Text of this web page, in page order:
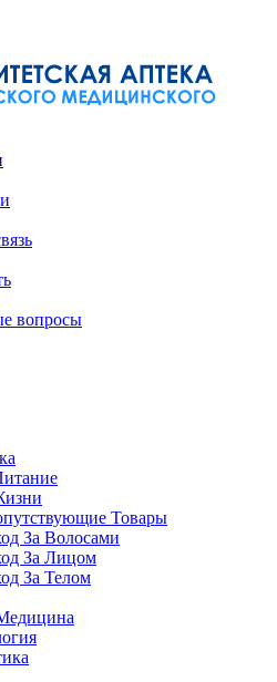
вопросы
Товары
За Волосами
За Лицом
За Телом